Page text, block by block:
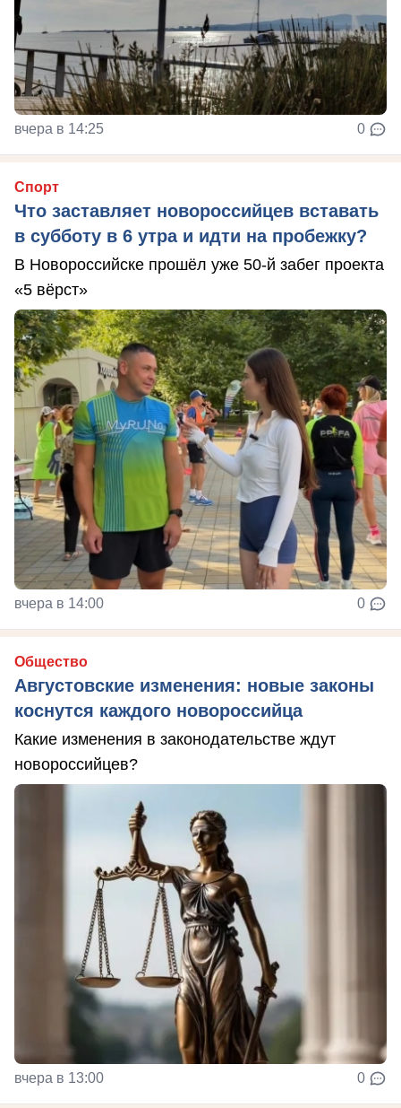
вчера в 14:25 0
Спорт
Что заставляет новороссийцев вставать
в субботу в 6 утра и идти на пробежку?
В Новороссийске прошёл уже 50-й забег проекта
«5 вёрст»
вчера в 14:00 0
Общество
Августовские изменения: новые законы
коснутся каждого новороссийца
Какие изменения в законодательстве ждут
новороссийцев?
вчера в 13:00 0